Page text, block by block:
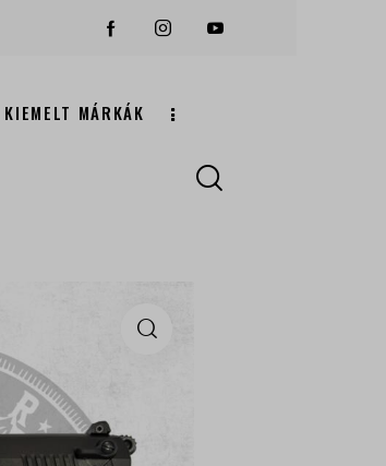
KIEMELT MÁRKÁK